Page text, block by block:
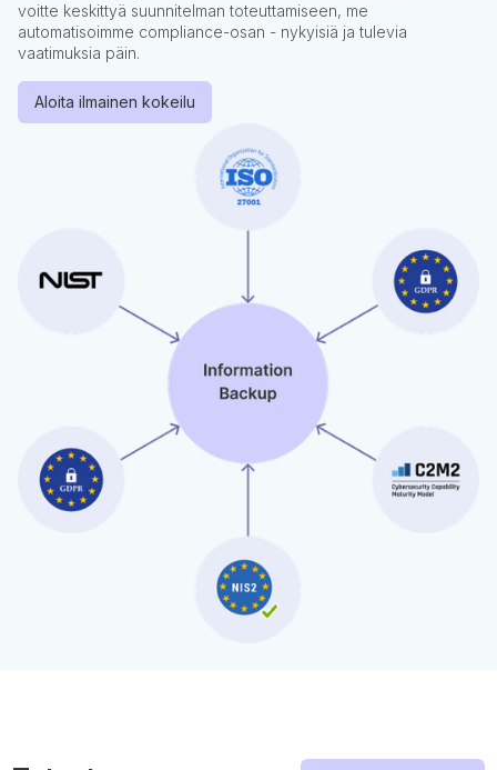
voitte keskittyä suunnitelman toteuttamiseen, me
automatisoimme compliance-osan - nykyisiä ja tulevia
vaatimuksia päin.
Aloita ilmainen kokeilu